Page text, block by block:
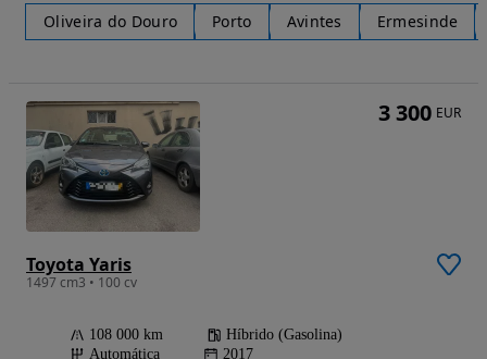
Oliveira do Douro Porto Avintes Ermesinde
Toyota Yaris
1497 cm3 • 100 cv
108 000 km
Híbrido (Gasolina)
Automática
2017
3 300 EUR